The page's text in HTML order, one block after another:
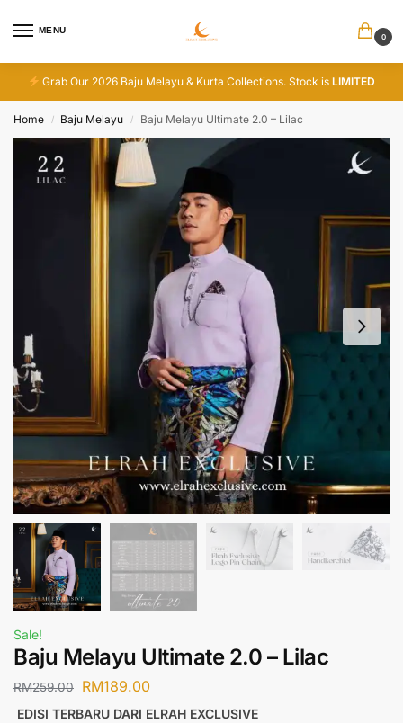
MENU
0
Grab Our 2026 Baju Melayu & Kurta Collections. Stock isLIMITED
Home / Baju Melayu / Baju Melayu Ultimate 2.0 – Lilac
Sale!
Baju Melayu Ultimate 2.0 – Lilac
RM259.00 RM189.00
EDISI TERBARU DARI ELRAH EXCLUSIVE